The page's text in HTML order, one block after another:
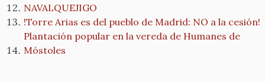
NAVALQUEJIGO
!Torre Arias es del pueblo de Madrid: NO a la cesión!
Plantación popular en la vereda de Humanes de
Móstoles